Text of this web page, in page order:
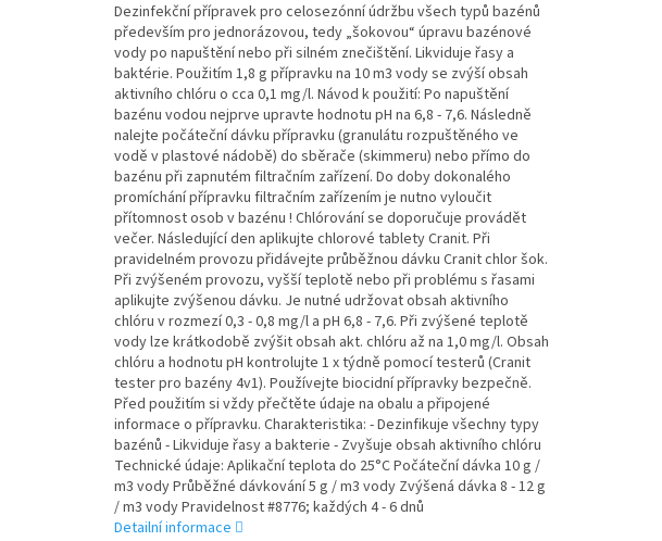
Dezinfekční přípravek pro celosezónní údržbu všech typů bazénů
především pro jednorázovou, tedy „šokovou“ úpravu bazénové
vody po napuštění nebo při silném znečištění. Likviduje řasy a
baktérie. Použitím 1,8 g přípravku na 10 m3 vody se zvýší obsah
aktivního chlóru o cca 0,1 mg/l. Návod k použití: Po napuštění
bazénu vodou nejprve upravte hodnotu pH na 6,8 - 7,6. Následně
nalejte počáteční dávku přípravku (granulátu rozpuštěného ve
vodě v plastové nádobě) do sběrače (skimmeru) nebo přímo do
bazénu při zapnutém filtračním zařízení. Do doby dokonalého
promíchání přípravku filtračním zařízením je nutno vyloučit
přítomnost osob v bazénu ! Chlórování se doporučuje provádět
večer. Následující den aplikujte chlorové tablety Cranit. Při
pravidelném provozu přidávejte průběžnou dávku Cranit chlor šok.
Při zvýšeném provozu, vyšší teplotě nebo při problému s řasami
aplikujte zvýšenou dávku. Je nutné udržovat obsah aktivního
chlóru v rozmezí 0,3 - 0,8 mg/l a pH 6,8 - 7,6. Při zvýšené teplotě
vody lze krátkodobě zvýšit obsah akt. chlóru až na 1,0 mg/l. Obsah
chlóru a hodnotu pH kontrolujte 1 x týdně pomocí testerů (Cranit
tester pro bazény 4v1). Používejte biocidní přípravky bezpečně.
Před použitím si vždy přečtěte údaje na obalu a připojené
informace o přípravku. Charakteristika: - Dezinfikuje všechny typy
bazénů - Likviduje řasy a bakterie - Zvyšuje obsah aktivního chlóru
Technické údaje: Aplikační teplota do 25°C Počáteční dávka 10 g /
m3 vody Průběžné dávkování 5 g / m3 vody Zvýšená dávka 8 - 12 g
/ m3 vody Pravidelnost #8776; každých 4 - 6 dnů
Detailní informace